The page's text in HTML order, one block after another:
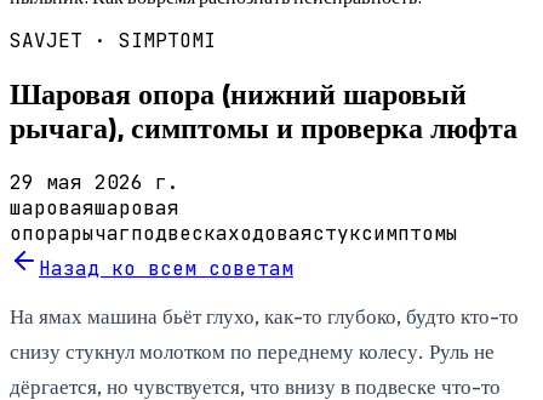
SAVJET · SIMPTOMI
Шаровая опора (нижний шаровый
рычага), симптомы и проверка люфта
29 мая 2026 г.
шароваяшаровая
опорарычагподвескаходоваястуксимптомы
Назад ко всем советам
На ямах машина бьёт глухо, как-то глубоко, будто кто-то
снизу стукнул молотком по переднему колесу. Руль не
дёргается, но чувствуется, что внизу в подвеске что-то